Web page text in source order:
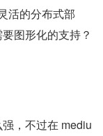
活的分布式部
图形化的支持？
，不过在 mediu